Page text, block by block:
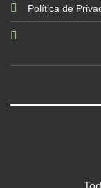
Política de